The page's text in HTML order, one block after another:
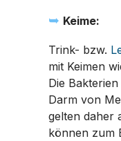
➥ Keime:
Trink- bzw.
mit Keimen
Die
Darm von
gelten daher
können zum